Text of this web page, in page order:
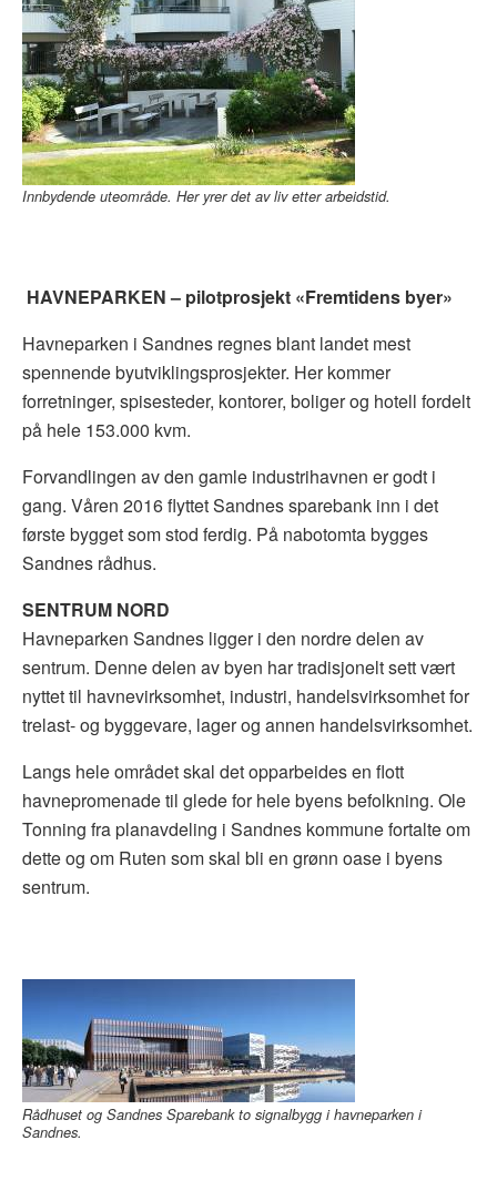
Innbydende uteområde. Her yrer det av liv etter arbeidstid.
HAVNEPARKEN – pilotprosjekt «Fremtidens byer»
Havneparken i Sandnes regnes blant landet mest
spennende byutviklingsprosjekter. Her kommer
forretninger, spisesteder, kontorer, boliger og hotell fordelt
på hele 153.000 kvm.
Forvandlingen av den gamle industrihavnen er godt i
gang. Våren 2016 flyttet Sandnes sparebank inn i det
første bygget som stod ferdig. På nabotomta bygges
Sandnes rådhus.
SENTRUM NORD
Havneparken Sandnes ligger i den nordre delen av
sentrum. Denne delen av byen har tradisjonelt sett vært
nyttet til havnevirksomhet, industri, handelsvirksomhet for
trelast- og byggevare, lager og annen handelsvirksomhet.
Langs hele området skal det opparbeides en flott
havnepromenade til glede for hele byens befolkning. Ole
Tonning fra planavdeling i Sandnes kommune fortalte om
dette og om Ruten som skal bli en grønn oase i byens
sentrum.
Rådhuset og Sandnes Sparebank to signalbygg i havneparken i
Sandnes.